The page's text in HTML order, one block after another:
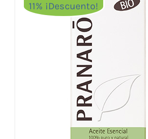
11% ¡Descuento!